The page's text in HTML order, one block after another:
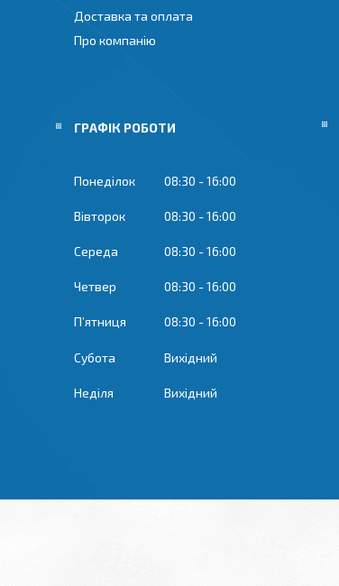
Доставка та оплата
Про компанію
ГРАФІК РОБОТИ
Понеділок 08:30 16:00
Вівторок 08:30 16:00
Середа 08:30 16:00
Четвер 08:30 16:00
Пʼятниця 08:30 16:00
Субота Вихідний
Неділя Вихідний